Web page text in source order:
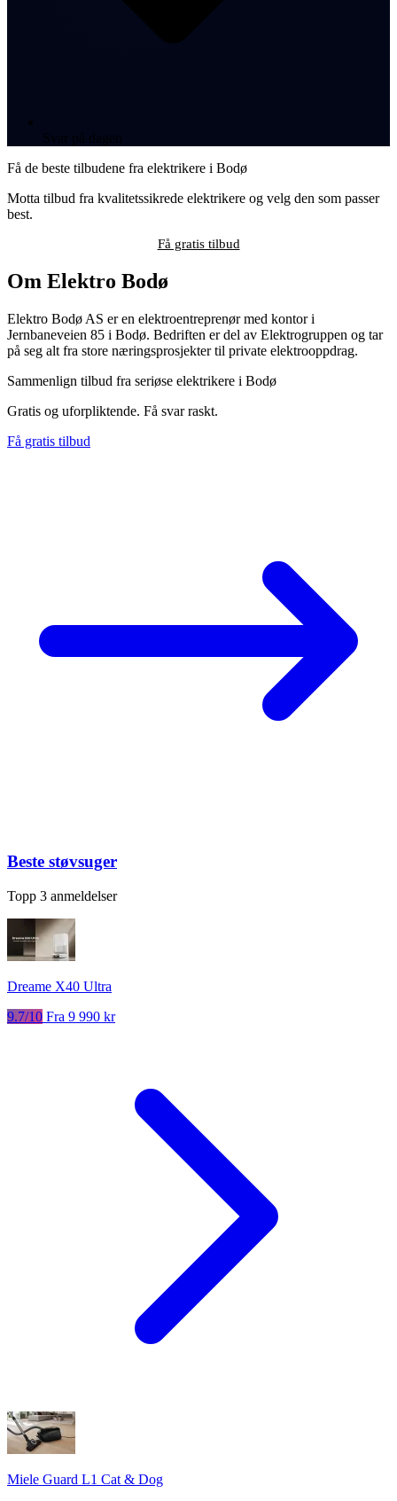
Få de beste tilbudene fra elektrikere i Bodø
Motta tilbud fra kvalitetssikrede elektrikere og velg den som passer
best.
Få gratis tilbud
Om Elektro Bodø
Elektro Bodø AS er en elektroentreprenør med kontor i
Jernbaneveien 85 i Bodø. Bedriften er del av Elektrogruppen og tar
på seg alt fra store næringsprosjekter til private elektrooppdrag.
Sammenlign tilbud fra seriøse elektrikere i Bodø
Gratis og uforpliktende. Få svar raskt.
Få gratis tilbud
Beste støvsuger
Topp 3 anmeldelser
Dreame X40 Ultra
9.7/10 Fra 9 990 kr
Miele Guard L1 Cat & Dog